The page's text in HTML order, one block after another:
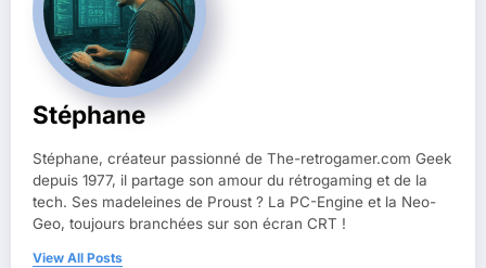
Stéphane
Stéphane, créateur passionné de The-retrogamer.com Geek
depuis 1977, il partage son amour du rétrogaming et de la
tech. Ses madeleines de Proust ? La PC-Engine et la Neo-
Geo, toujours branchées sur son écran CRT !
View All Posts